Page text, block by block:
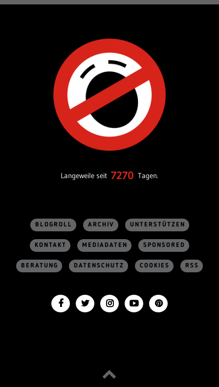
Langeweile seit 7270 Tagen.
BLOGROLL ARCHIV UNTERSTÜTZEN
KONTAKT MEDIADATEN SPONSORED
BERATUNG DATENSCHUTZ COOKIES RSS